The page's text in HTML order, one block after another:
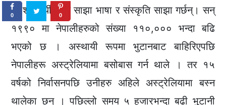
यी शरणार्थीहरूले साझा भाषा र संस्कृति साझा गर्छन्। सन्
१९९० मा नेपालीहरुको संख्या ११०,००० भन्दा बढि
भएको छ । अस्थायी रूपमा भुटानबाट बाहिरिएपछि
नेपालीहरू अस्ट्रेलियामा बसोबास गर्न थाले । तर १५
वर्षको निर्वासनपछि उनीहरु अहिले अस्ट्रेलियामा बस्न
थालेका छन् । पछिल्लो समय ५ हजारभन्दा बढी भुटानी
0 0